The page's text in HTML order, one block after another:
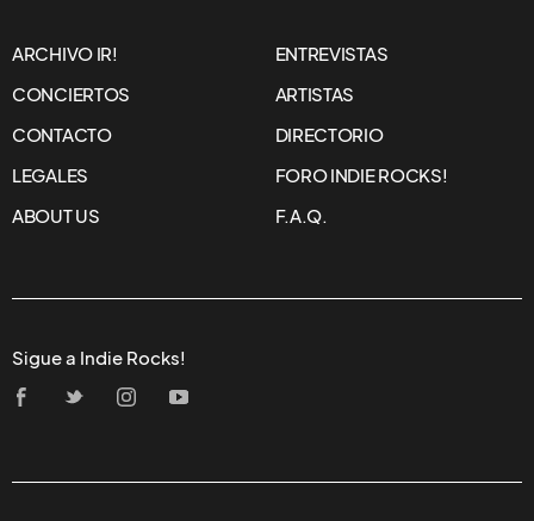
ARCHIVO IR!
ENTREVISTAS
CONCIERTOS
ARTISTAS
CONTACTO
DIRECTORIO
LEGALES
FORO INDIE ROCKS!
ABOUT US
F.A.Q.
Sigue a Indie Rocks!